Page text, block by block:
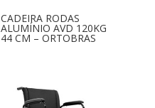
CADEIRA RODAS
ALUMÍNIO AVD 120KG
44 CM – ORTOBRAS